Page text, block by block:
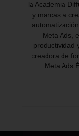
la Academia
y marcas a
Meta Ads,
productividad
creadora de
Meta Ads